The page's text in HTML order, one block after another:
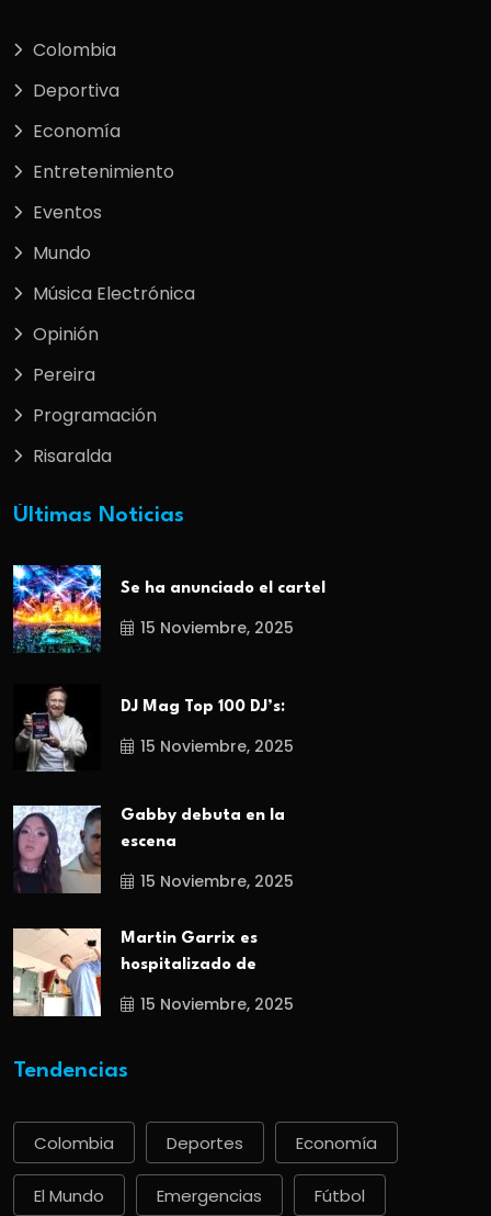
Colombia
Deportiva
Economía
Entretenimiento
Eventos
Mundo
Música Electrónica
Opinión
Pereira
Programación
Risaralda
Últimas Noticias
Se ha anunciado el cartel
15 Noviembre, 2025
DJ Mag Top 100 DJ’s:
15 Noviembre, 2025
Gabby debuta en la
escena
15 Noviembre, 2025
Martin Garrix es
hospitalizado de
15 Noviembre, 2025
Tendencias
Colombia Deportes Economía
El Mundo Emergencias Fútbol